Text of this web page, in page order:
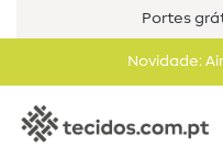
Portes
Novidade: